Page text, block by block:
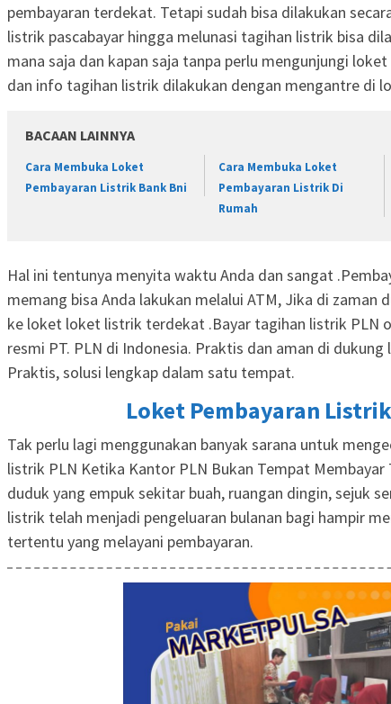
pembayaran terdekat. Tetapi sudah bisa dilakukan
listrik pascabayar hingga melunasi tagihan listrik bisa
mana saja dan kapan saja tanpa perlu mengunjungi
dan info tagihan listrik dilakukan dengan mengantre di
BACAAN LAINNYA
Cara Membuka Loket
Pembayaran Listrik Bank Bni
Cara Membuka Loket
Pembayaran Listrik Di
Rumah
Hal ini tentunya menyita waktu Anda dan sangat
memang bisa Anda lakukan melalui ATM, Jika di zaman
ke loket loket listrik terdekat .Bayar tagihan listrik PLN
resmi PT. PLN di Indonesia. Praktis dan aman di
Praktis, solusi lengkap dalam satu tempat.
Loket Pembayaran
Tak perlu lagi menggunakan banyak sarana untuk
listrik PLN Ketika Kantor PLN Bukan Tempat Membayar
duduk yang empuk sekitar buah, ruangan dingin, sejuk
listrik telah menjadi pengeluaran bulanan bagi hampir
tertentu yang melayani pembayaran.